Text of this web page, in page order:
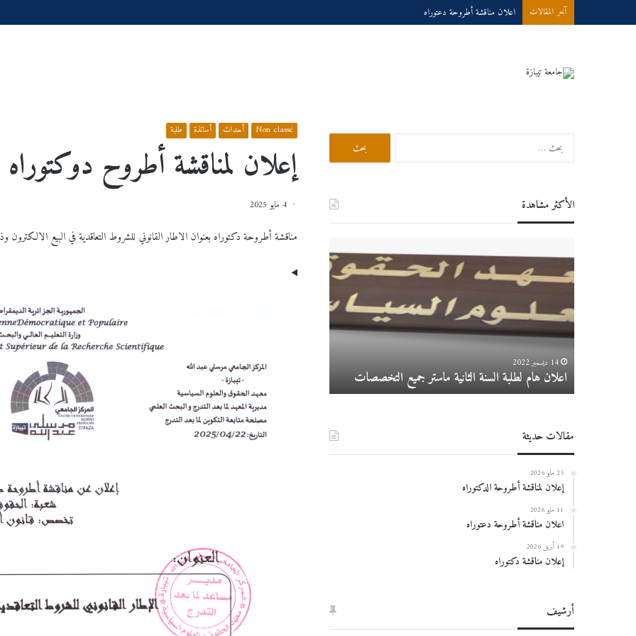
آخر المقالات اعلان مناقشة أطروحة دعتوراه
Non classé أحداث أساتذة طلبة
إعلان لمناقشة أطروح دوكتوراه
4 مايو 2025
مناقشة أطروحة دكتوراه بعنوان الاطار القانوني للشروط التعاقدية في البيع الالكترون وذلك يوم الخميس 08 ماي 2025 على
البحث
الأكثر مشاهدة
هام
لطلبة
الثانية
ماستر
جميع
التخصصات
14 ديسمبر 2022
اعلان هام لطلبة السنة الثانية ماستر جميع التخصصات
عبر
الخط
الجامعية
دروس عبر الخط للسنة الجامعية 2026/2025
إعـــــــــــــــــــــــلان
23 أكتوبر 2025
إعـــــــــــــــــــــــلان
مقالات حديثة
25 مايو 2026
إعلان لمناقشة أطروحة الدكتوراه
11 مايو 2026
اعلان مناقشة أطروحة دعتوراه
19 أبريل 2026
إعلان مناقشة دكتوراه
أرشيف